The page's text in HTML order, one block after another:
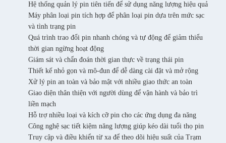
Hệ thống quản lý pin tiên tiến để sử dụng năng lượng hiệu quả
Máy phân loại pin tích hợp để phân loại pin dựa trên mức sạc
và tình trạng pin
Quá trình trao đổi pin nhanh chóng và tự động để giảm thiểu
thời gian ngừng hoạt động
Giám sát và chẩn đoán thời gian thực về trạng thái pin
Thiết kế nhỏ gọn và mô-đun để dễ dàng cài đặt và mở rộng
Xử lý pin an toàn và bảo mật với nhiều giao thức an toàn
Giao diện thân thiện với người dùng để vận hành và bảo trì
liền mạch
Hỗ trợ nhiều loại và kích cỡ pin cho các ứng dụng đa năng
Công nghệ sạc tiết kiệm năng lượng giúp kéo dài tuổi thọ pin
Truy cập và điều khiển từ xa để theo dõi hiệu suất của Trạm